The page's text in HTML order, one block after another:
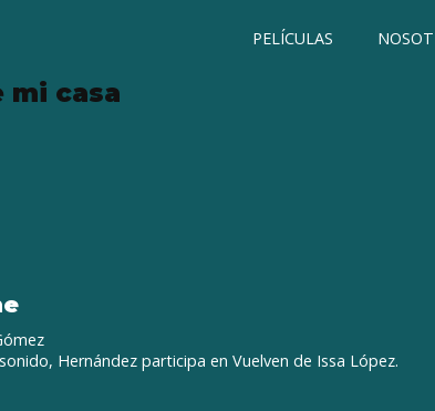
PELÍCULAS
mi casa
Hernández participa en Vuelven de Issa López.